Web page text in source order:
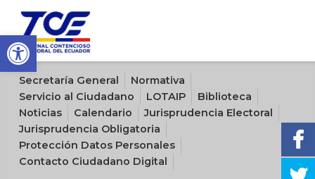
Open toolbar
Sitio oficial del Tribunal Contencioso Electoral del Ecuador
Secretaría General
Normativa
Servicio al Ciudadano
LOTAIP
Biblioteca
Noticias
Calendario
Jurisprudencia Electoral
Jurisprudencia Obligatoria
Protección Datos Personales
Contacto Ciudadano Digital